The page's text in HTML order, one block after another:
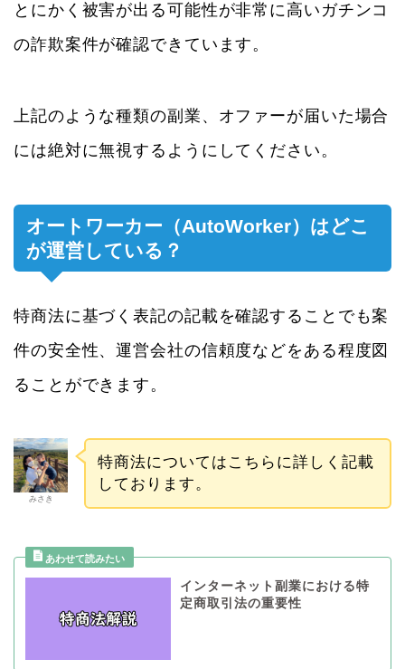
とにかく被害が出る可能性が非常に高いガチンコ
の詐欺案件が確認できています。
上記のような種類の副業、オファーが届いた場合
には絶対に無視するようにしてください。
オートワーカー（AutoWorker）はどこ
が運営している？
特商法に基づく表記の記載を確認することでも案
件の安全性、運営会社の信頼度などをある程度図
ることができます。
みさき
特商法についてはこちらに詳しく記載
しております。
インターネット副業における特
定商取引法の重要性